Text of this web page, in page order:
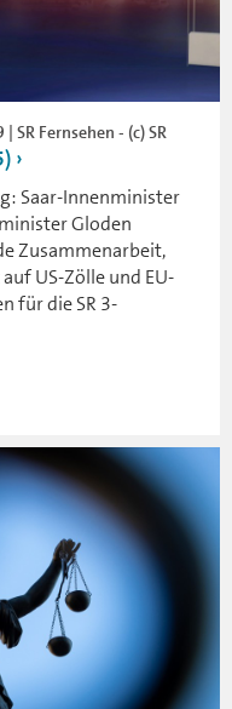
Fernsehen - (c) SR
Saar-Innenminister
Gloden
Zusammenarbeit,
US-Zölle und EU-
für die SR 3-